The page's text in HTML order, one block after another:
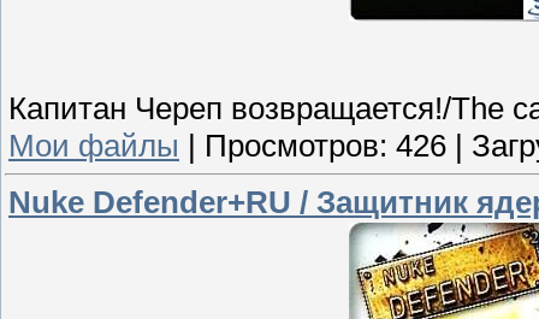
Капитан Череп возвращается!/The
Мои файлы | Просмотров: 426 |
Nuke Defender+RU / Защитник